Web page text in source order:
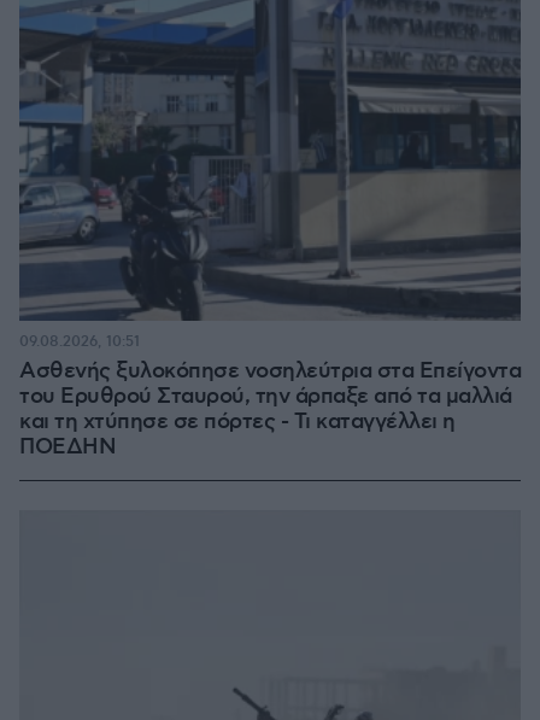
Ασθενής ξυλοκόπησε νοσηλεύτρια στα Επείγοντα
του Ερυθρού Σταυρού, την άρπαξε από τα μαλλιά
και τη χτύπησε σε πόρτες - Τι καταγγέλλει η
ΠΟΕΔΗΝ
09.08.2026, 10:51